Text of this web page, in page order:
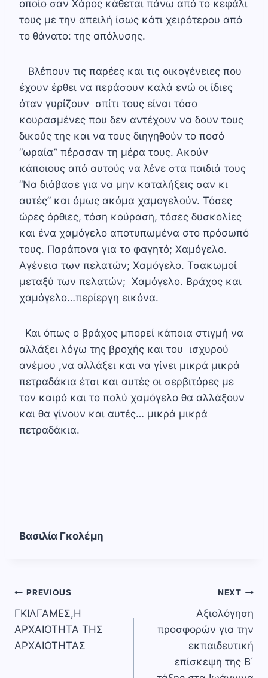
οποίο σαν Χάρος κάθεται πάνω από το κεφάλι
τους με την απειλή ίσως κάτι χειρότερου από
το θάνατο: της απόλυσης.
Βλέπουν τις παρέες και τις οικογένειες που
έχουν έρθει να περάσουν καλά ενώ οι ίδιες
όταν γυρίζουν σπίτι τους είναι τόσο
κουρασμένες που δεν αντέχουν να δουν τους
δικούς της και να τους διηγηθούν το ποσό
“ωραία” πέρασαν τη μέρα τους. Ακούν
κάποιους από αυτούς να λένε στα παιδιά τους
“Να διάβασε για να μην καταλήξεις σαν κι
αυτές” και όμως ακόμα χαμογελούν. Τόσες
ώρες όρθιες, τόση κούραση, τόσες δυσκολίες
και ένα χαμόγελο αποτυπωμένα στο πρόσωπό
τους. Παράπονα για το φαγητό; Χαμόγελο.
Αγένεια των πελατών; Χαμόγελο. Τσακωμοί
μεταξύ των πελατών; Χαμόγελο. Βράχος και
χαμόγελο…περίεργη εικόνα.
Και όπως ο βράχος μπορεί κάποια στιγμή να
αλλάξει λόγω της βροχής και του ισχυρού
ανέμου ,να αλλάξει και να γίνει μικρά μικρά
πετραδάκια έτσι και αυτές οι σερβιτόρες με
τον καιρό και το πολύ χαμόγελο θα αλλάξουν
και θα γίνουν και αυτές… μικρά μικρά
πετραδάκια.
Βασιλία Γκολέμη
Πλοήγηση
άρθρων
PREVIOUS
ΓΚΙΛΓΑΜΕΣ,Η
ΑΡΧΑΙΟΤΗΤΑ ΤΗΣ
ΑΡΧΑΙΟΤΗΤΑΣ
NEXT
Αξιολόγηση
προσφορών για την
εκπαιδευτική
επίσκεψη της Β΄